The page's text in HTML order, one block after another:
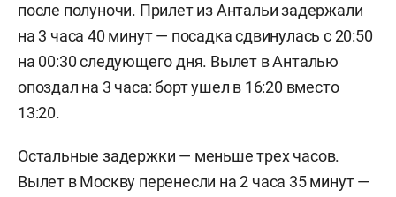
после полуночи. Прилет из Антальи задержали
на 3 часа 40 минут — посадка сдвинулась с 20:50
на 00:30 следующего дня. Вылет в Анталью
опоздал на 3 часа: борт ушел в 16:20 вместо
13:20.
Остальные задержки — меньше трех часов.
Вылет в Москву перенесли на 2 часа 35 минут —